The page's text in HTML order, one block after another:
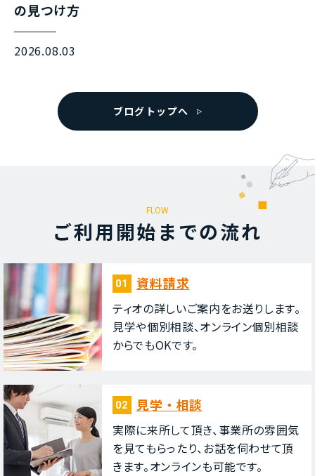
の見つけ方
2026.08.03
ブログトップへ
FLOW
ご利⽤開始までの流れ
01 資料請求
ティオの詳しいご案内をお送りします。
⾒学や個別相談、オンライン個別相談
からでもOKです。
02 ⾒学・相談
実際に来所して頂き、事業所の雰囲気
を⾒てもらったり、お話を伺わせて頂
きます。オンラインも可能です。